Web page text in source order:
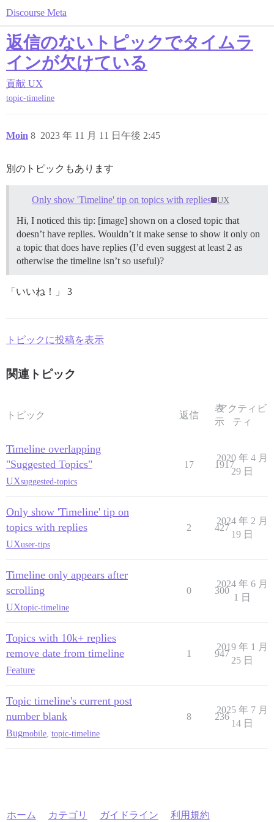
Discourse Meta
返信のないトピックでタイムラ
インが欠けている
貢献 UX
topic-timeline
Moin 2023 年 11 月 11 日午後 2:45
8
別のトピックもあります
Only show 'Timeline' tip on topics with replies UX
Hi, I noticed this tip: [image] shown on a closed topic that
doesn’t have replies. Wouldn’t it make sense to show it only on
a topic that does have replies (I’d even suggest at least 2 as
otherwise the timeline isn’t so useful)?
「いいね！」 3
トピックに投稿を表示
関連トピック
トピック 返信
表
示
アクティビ
ティ
Timeline overlapping
"Suggested Topics"
UXsuggested-topics
17 1917
2020 年 4 月
29 日
Only show 'Timeline' tip on
topics with replies
UXuser-tips
2 427
2024 年 2 月
19 日
Timeline only appears after
scrolling
UXtopic-timeline
0 300
2024 年 6 月
1 日
Topics with 10k+ replies
remove date from timeline
Feature
1 947
2019 年 1 月
25 日
Topic timeline's current post
number blank
Bugmobile topic-timeline
8 236
2025 年 7 月
14 日
ホーム カテゴリ ガイドライン 利用規約